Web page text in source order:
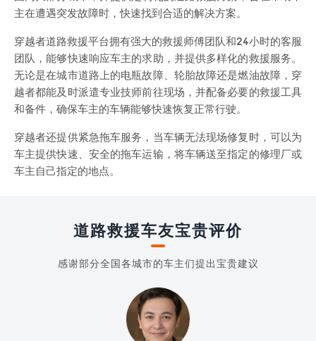
主在遭遇突发故障时，快速找到合适的解决方案。
穿越者道路救援平台拥有强大的救援师傅团队和24小时的客服
团队，能够快速响应车主的求助，并提供多样化的救援服务。
无论是在城市道路上的电瓶故障、轮胎故障还是燃油故障，穿
越者都能及时派遣专业技师前往现场，并配备必要的救援工具
和备件，确保车主的车辆能够快速恢复正常行驶。
穿越者还提供紧急拖车服务，当车辆无法现场修复时，可以为
车主提供快速、安全的拖车运输，将车辆送至指定的修理厂或
车主自己指定的地点。
道路救援车友宝贵评价
感谢部分全国各城市的车主们提出宝贵建议